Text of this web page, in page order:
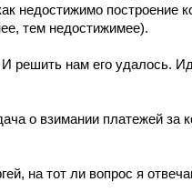
недостижимо построение
тем недостижимее).
решить нам его удалось.
о взимании платежей за
на тот ли вопрос я